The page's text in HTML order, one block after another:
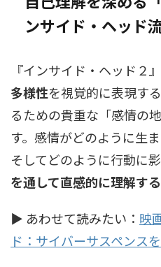
ンサイド・ヘッド
『インサイド・ヘッド２
多様性を視覚的に表現す
るための貴重な「感情の
す。感情がどのように生
そしてどのように行動に
を通して直感的に理解する
▶ あわせて読みたい： 映
ド：サイバーサスペンス